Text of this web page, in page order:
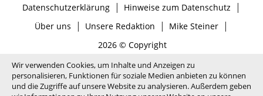
Datenschutzerklärung| Hinweise zum Datenschutz |
Über uns | Unsere Redaktion | Mike Steiner|
2026 © Copyright
Wir verwenden Cookies, um Inhalte und Anzeigen zu
personalisieren, Funktionen für soziale Medien anbieten zu können
und die Zugriffe auf unsere Website zu analysieren. Außerdem geben